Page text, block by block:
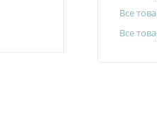
Все
Все